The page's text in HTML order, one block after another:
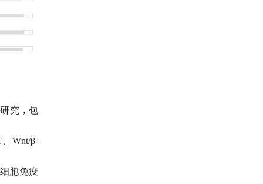
究，包
Wnt/β-
胞免疫